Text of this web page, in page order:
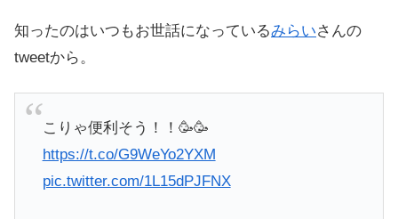
知ったのはいつもお世話になっているみらいさんの
tweetから。
こりゃ便利そう！！🥳🥳
https://t.co/G9WeYo2YXM
pic.twitter.com/1L15dPJFNX